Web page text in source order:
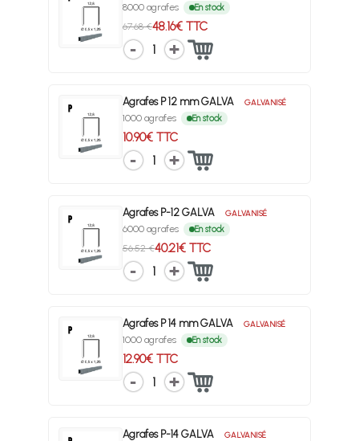
8000 agrafes En stock
67.68 €48.16€ TTC
1
Agrafes P 12 mm GALVA GALVANISÉ
1000 agrafes En stock
10.90€ TTC
1
Agrafes P-12 GALVA GALVANISÉ
6000 agrafes En stock
56.52 €40.21€ TTC
1
Agrafes P 14 mm GALVA GALVANISÉ
1000 agrafes En stock
12.90€ TTC
1
Agrafes P-14 GALVA GALVANISÉ